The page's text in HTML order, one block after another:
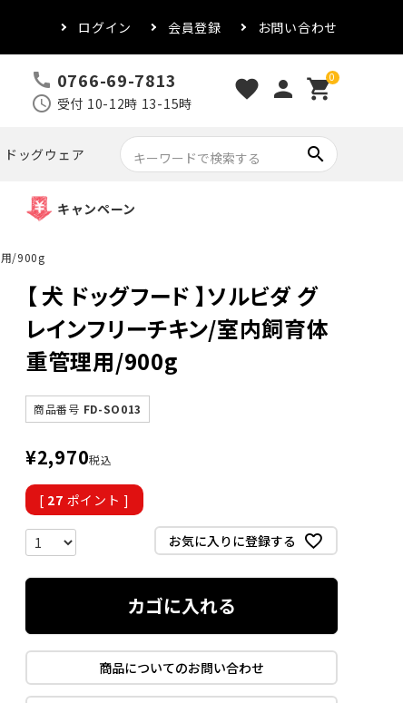
ログイン 会員登録 お問い合わせ
call 0766-69-7813
schedule 受付 10-12時 13-15時
favorite person 0
shopping_cart
ドッグウェア search
キャンペーン
用/900g
【 犬 ドッグフード 】ソルビダ グ
レインフリーチキン/室内飼育体
重管理用/900g
商品番号 FD-SO013
¥2,970税込
[ 27 ポイント ]
お気に入りに登録する
カゴに入れる
商品についてのお問い合わせ